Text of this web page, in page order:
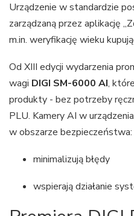
Urządzenie w standardzie
zarządzaną przez aplikację
m.in. weryfikację wieku
Od XIII edycji wydarzenia
wagi DIGI SM-6000 AI,
produkty - bez potrzeby
PLU. Kamery AI w
w obszarze bezpieczeństwa:
minimalizują błędy
wspierają działanie